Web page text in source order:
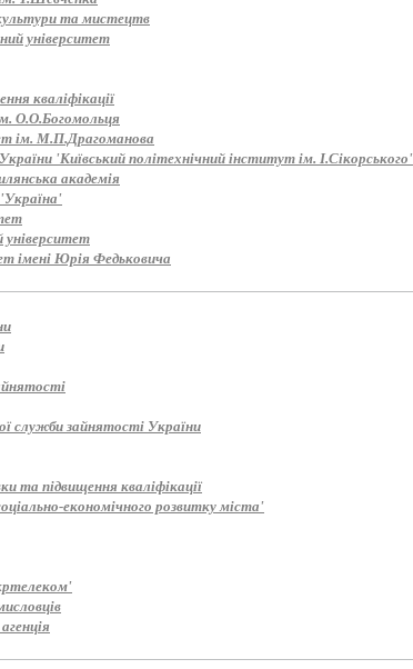
та мистецтв
університет
кваліфікації
О.О.Богомольця
ім. М.П.Драгоманова
'Київський політехнічний інститут ім. І.Сікорського'
академія
університет
імені Юрія Федьковича
служби зайнятості України
та підвищення кваліфікації
економічного розвитку міста'